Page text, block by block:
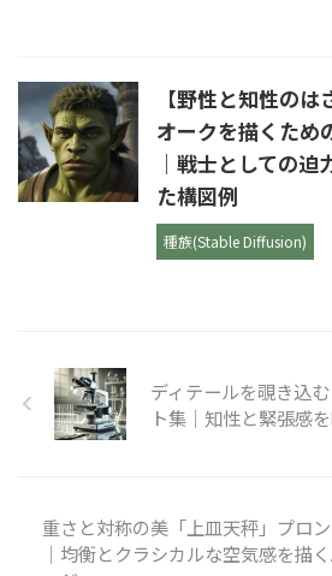
【野性と知性のは
オークを描くため
｜戦士としての
た構図例
種族(Stable Diffusion)
ディテールを覗き込
ト集｜知性と緊張感
重さと対称の美「上皿天秤」プロ
｜均衡とクラシカルな空気感を描